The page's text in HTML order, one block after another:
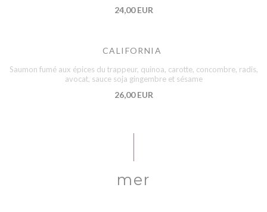
24,00 EUR
CALIFORNIA
Saumon fumé aux épices du trappeur, quinoa, carotte, concombre, radis,
avocat, sauce soja gingembre et sésame
26,00 EUR
mer